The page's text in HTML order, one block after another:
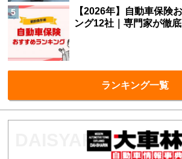
5
【2026年】自動車保険
ング12社｜専門家が徹
ランキング一覧